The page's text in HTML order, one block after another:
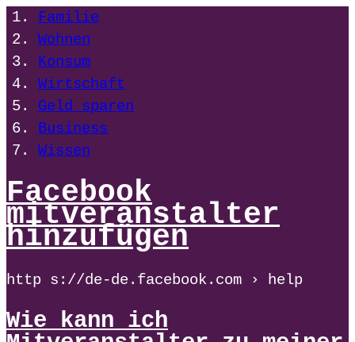
Familie
Wohnen
Konsum
Wirtschaft
Geld sparen
Business
Wissen
Facebook
mitveranstalter
hinzufügen
http s://de-de.facebook.com › help
Wie kann ich